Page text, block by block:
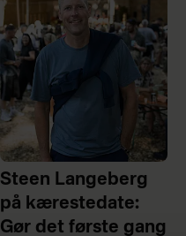
Steen Langeberg
på kærestedate:
Gør det første gang